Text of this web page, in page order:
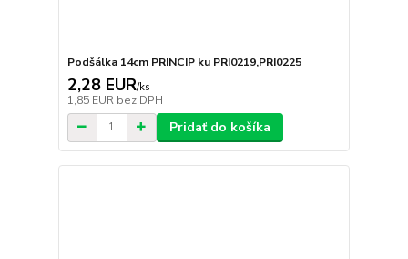
Podšálka 14cm PRINCIP ku PRI0219,PRI0225
2,28 EUR/ks
1,85 EUR bez DPH
Pridať do košíka